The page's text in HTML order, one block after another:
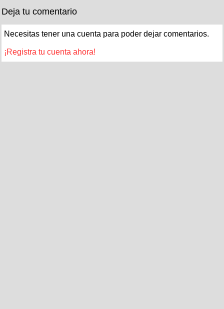
Deja tu comentario
Necesitas tener una cuenta para poder dejar comentarios.
¡Registra tu cuenta ahora!